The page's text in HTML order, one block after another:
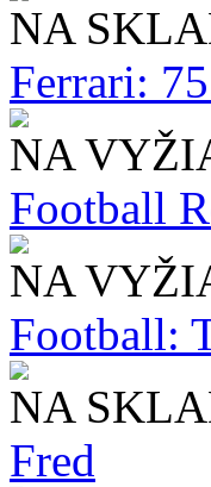
NA
Ferrari:
NA
Football
NA
Football:
NA
Fred